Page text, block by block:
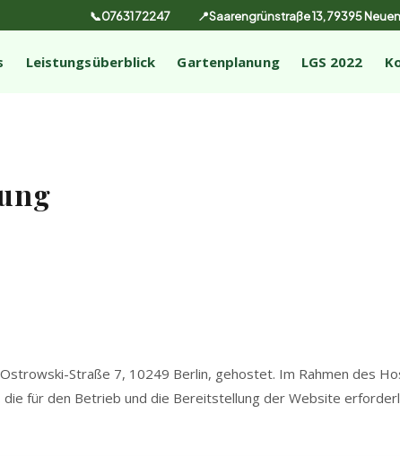
📞07631 72247 📍Saarengrünstraße 13, 79395
Leistungsüberblick Gartenplanung LGS 2022
Straße 7, 10249 Berlin, gehostet. Im Rahmen des
für den Betrieb und die Bereitstellung der Website